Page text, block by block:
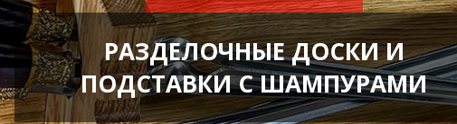
РАЗДЕЛОЧНЫЕ ДОСКИ И
ПОДСТАВКИ С ШАМПУРАМИ